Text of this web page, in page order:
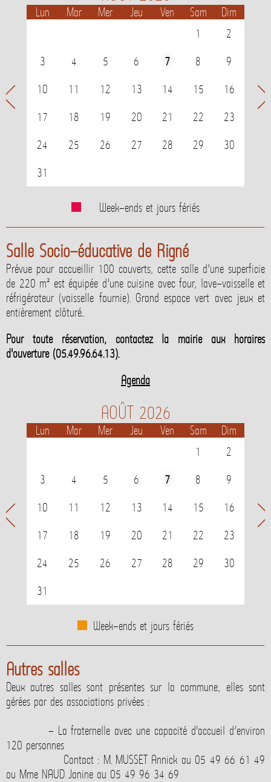
précédent
Mois
Lun Mar Mer Jeu Ven Sam
Dim
1
2
3
4 5 6 7 8
9
10
11 12 13 14 15
16
17
18 19 20 21 22
23
24
25 26 27 28 29
30
31
Week-ends et jours fériés
Salle Socio-éducative de Rigné
Prévue pour accueillir 100 couverts, cette salle d’une superficie
de 220 m² est équipée d’une cuisine avec four, lave-vaisselle et
réfrigérateur (vaisselle fournie). Grand espace vert avec jeux et
entièrement clôturé..
Pour toute réservation, contactez la mairie aux horaires
d'ouverture (05.49.96.64.13).
Agenda
précédent
Mois
AOÛT 2026
Lun Mar Mer Jeu Ven Sam
Dim
1
2
3
4 5 6 7 8
9
10
11 12 13 14 15
16
17
18 19 20 21 22
23
24
25 26 27 28 29
30
31
Week-ends et jours fériés
Autres salles
Deux autres salles sont présentes sur la commune, elles sont
gérées par des associations privées :
- La fraternelle avec une capacité d'accueil d’environ
120 personnes
Contact : M. MUSSET Annick au 05 49 66 61 49
ou Mme NAUD Janine au 05 49 96 34 69